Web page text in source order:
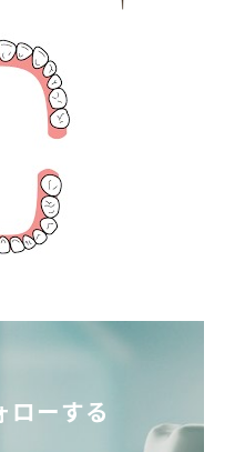
ローする